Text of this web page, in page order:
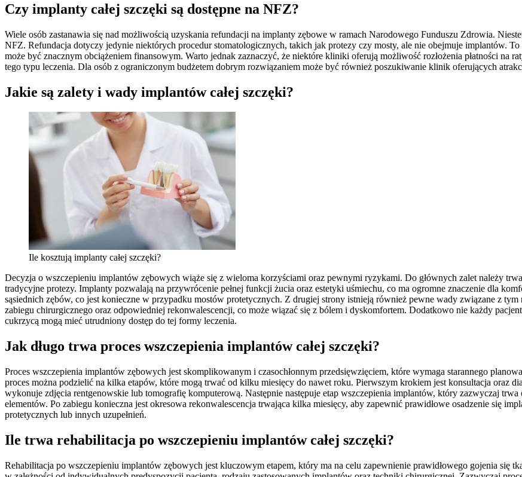
Czy implanty całej szczęki są dostępne na NFZ?
Wiele osób zastanawia się nad możliwością uzyskania refundacji na implanty zębowe w ramach Narodowego Funduszu Zdrowia.
NFZ. Refundacja dotyczy jedynie niektórych procedur stomatologicznych, takich jak protezy czy mosty, ale nie obejmuje implantów.
może być znacznym obciążeniem finansowym. Warto jednak zaznaczyć, że niektóre kliniki oferują możliwość rozłożenia płatności na
tego typu leczenia. Dla osób z ograniczonym budżetem dobrym rozwiązaniem może być również poszukiwanie klinik oferujących
Jakie są zalety i wady implantów całej szczęki?
Ile kosztują implanty całej szczęki?
Decyzja o wszczepieniu implantów zębowych wiąże się z wieloma korzyściami oraz pewnymi ryzykami. Do głównych zalet należy
tradycyjne protezy. Implanty pozwalają na przywrócenie pełnej funkcji żucia oraz estetyki uśmiechu, co ma ogromne znaczenie dla
sąsiednich zębów, co jest konieczne w przypadku mostów protetycznych. Z drugiej strony istnieją również pewne wady związane z
zabiegu chirurgicznego oraz odpowiedniej rekonwalescencji, co może wiązać się z bólem i dyskomfortem. Dodatkowo nie każdy
cukrzycą mogą mieć utrudniony dostęp do tej formy leczenia.
Jak długo trwa proces wszczepienia implantów całej szczęki?
Proces wszczepienia implantów zębowych jest skomplikowanym i czasochłonnym przedsięwzięciem, które wymaga starannego
proces można podzielić na kilka etapów, które mogą trwać od kilku miesięcy do nawet roku. Pierwszym krokiem jest konsultacja oraz
wykonuje zdjęcia rentgenowskie lub tomografię komputerową. Następnie następuje etap wszczepienia implantów, który zazwyczaj
elementów. Po zabiegu konieczna jest okresowa rekonwalescencja trwająca kilka miesięcy, aby zapewnić prawidłowe osadzenie się
protetycznych lub innych uzupełnień.
Ile trwa rehabilitacja po wszczepieniu implantów całej szczęki?
Rehabilitacja po wszczepieniu implantów zębowych jest kluczowym etapem, który ma na celu zapewnienie prawidłowego gojenia się